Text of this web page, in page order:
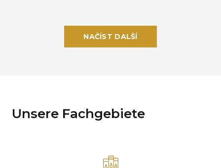
NAČÍST DALŠÍ
Unsere Fachgebiete